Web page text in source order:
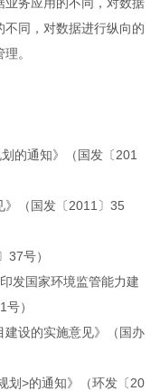
同，对数据进行纵向的
。
的通知》（国发〔201
》（国发〔2011〕35
37号）
发国家环境监管能力建
）
建设的实施意见》（国办
划>的通知》（环发〔20